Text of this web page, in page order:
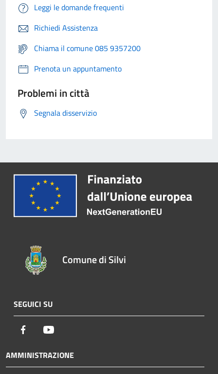
Leggi le domande frequenti
Richiedi Assistenza
Chiama il comune 085 9357200
Prenota un appuntamento
Problemi in città
Segnala disservizio
Comune di Silvi
SEGUICI SU
Facebook
AMMINISTRAZIONE